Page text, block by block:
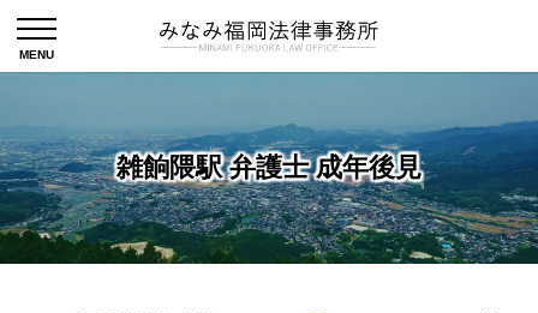
雑餉隈駅 弁護士 成年後見